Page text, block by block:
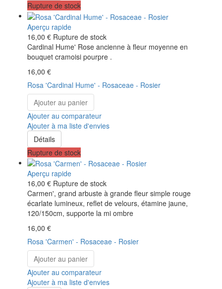
Rupture de stock
Aperçu rapide
16,00 € Rupture de stock
Cardinal Hume' Rose ancienne à fleur moyenne en
bouquet cramoisi pourpre .
16,00 €
Rosa 'Cardinal Hume' - Rosaceae - Rosier
Ajouter au panier
Ajouter au comparateur
Ajouter à ma liste d'envies
Détails
Rupture de stock
Aperçu rapide
16,00 € Rupture de stock
Carmen', grand arbuste à grande fleur simple rouge
écarlate lumineux, reflet de velours, étamine jaune,
120/150cm, supporte la mi ombre
16,00 €
Rosa 'Carmen' - Rosaceae - Rosier
Ajouter au panier
Ajouter au comparateur
Ajouter à ma liste d'envies